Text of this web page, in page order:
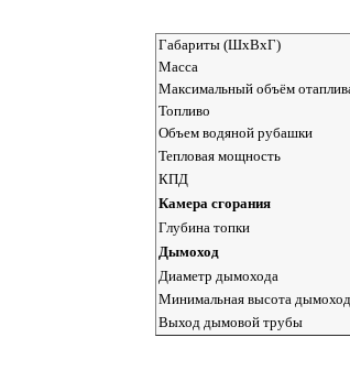
Габариты (ШхВхГ)
Масса
Максимальный объём
Топливо
Объем водяной рубашки
Тепловая мощность
КПД
Камера сгорания
Глубина топки
Дымоход
Диаметр дымохода
Минимальная высота
Выход дымовой трубы